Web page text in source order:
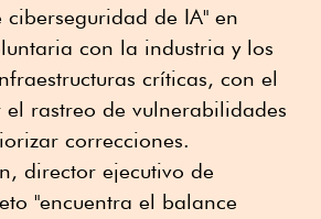
de IA" en
con la industria y los
críticas, con el
rastreo de vulnerabilidades
correcciones.
director ejecutivo de
"encuentra el balance